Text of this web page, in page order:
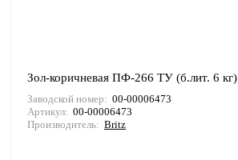
Зол-коричневая ПФ-266 ТУ (б.лит. 6 кг)
Заводской номер: 00-00006473
Артикул: 00-00006473
Производитель: Britz